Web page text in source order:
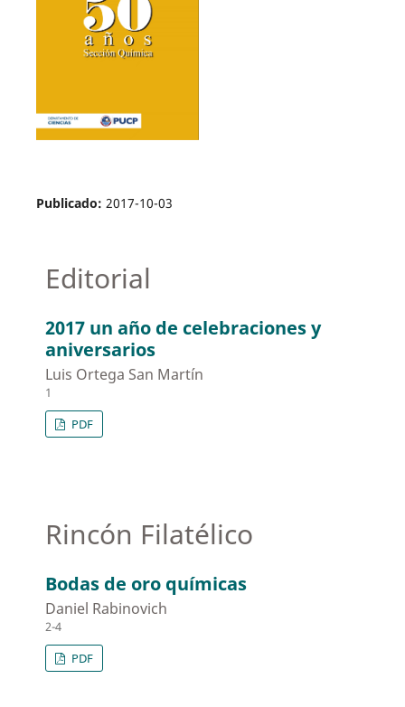
Publicado: 2017-10-03
Editorial
2017 un año de celebraciones y
aniversarios
Luis Ortega San Martín
1
PDF
Rincón Filatélico
Bodas de oro químicas
Daniel Rabinovich
2-4
PDF